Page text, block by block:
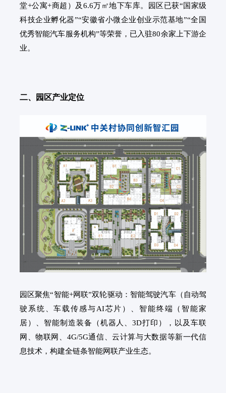
堂+公寓+商超）及6.6万㎡地下车库。园区已获“国家级
科技企业孵化器”“安徽省小微企业创业示范基地”“全国
优秀智能汽车服务机构”等荣誉，已入驻80余家上下游企
业。
二、园区产业定位
园区聚焦“智能+网联”双轮驱动：智能驾驶汽车（自动驾
驶系统、车载传感与AI芯片）、智能终端（智能家
居）、智能制造装备（机器人、3D打印），以及车联
网、物联网、4G/5G通信、云计算与大数据等新一代信
息技术，构建全链条智能网联产业生态。